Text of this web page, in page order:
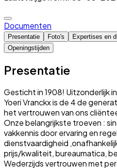
Documenten
Presentatie Foto's Expertises en
Openingstijden
Presentatie
Gesticht in 1908! Uitzonderlijk
Yoeri Vranckx is de 4 de
het vertrouwen van ons
Onze belangrijkste troeven :
vakkennis door ervaring en
dienstvaardigheid
prijs/kwaliteit, bureaumatica,
Wederzijds vertrouwen met